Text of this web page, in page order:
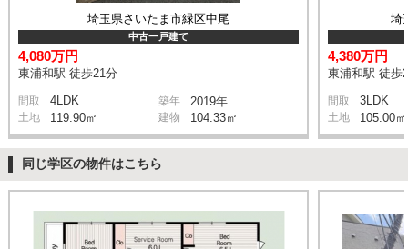
埼玉県さいたま市緑区中尾
中古一戸建て
4,080万円
東浦和駅 徒歩21分
間取 4LDK 築年 2019年
土地 119.90㎡ 建物 104.33㎡
埼
4,380万円
東浦和駅 徒歩
間取 3LDK
土地 105.00㎡
同じ学区の物件はこちら